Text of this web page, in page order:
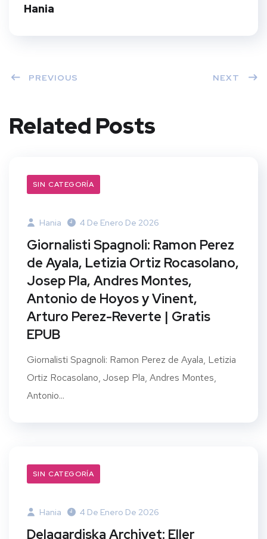
Hania
PREVIOUS NEXT
Related Posts
SIN CATEGORÍA
Hania 4 De Enero De 2026
Giornalisti Spagnoli: Ramon Perez
de Ayala, Letizia Ortiz Rocasolano,
Josep Pla, Andres Montes,
Antonio de Hoyos y Vinent,
Arturo Perez-Reverte | Gratis
EPUB
Giornalisti Spagnoli: Ramon Perez de Ayala, Letizia
Ortiz Rocasolano, Josep Pla, Andres Montes,
Antonio...
SIN CATEGORÍA
Hania 4 De Enero De 2026
Delagardiska Archivet: Eller